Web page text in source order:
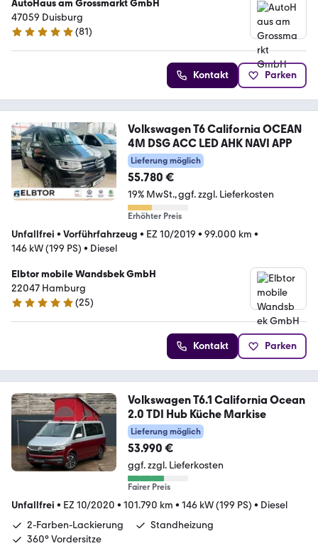
AutoHaus am Grossmarkt GmbH
47059 Duisburg
4.9 Sterne
(81)
Kontakt Parken
Volkswagen T6 California OCEAN
4M DSG ACC LED AHK NAVI APP
Lieferung möglich
55.780 €
19% MwSt. ggf. zzgl. Lieferkosten
Erhöhter Preis
Unfallfrei • Vorführfahrzeug • EZ 10/2019 • 99.000 km •
146 kW (199 PS) • Diesel
Elbtor mobile Wandsbek GmbH
22047 Hamburg
4.9 Sterne
(25)
Kontakt Parken
Volkswagen T6.1 California Ocean
2.0 TDI Hub Küche Markise
Lieferung möglich
53.990 €
ggf. zzgl. Lieferkosten
Fairer Preis
Unfallfrei • EZ 10/2020 • 101.790 km • 146 kW (199 PS) • Diesel
2-Farben-Lackierung
Standheizung
360° Vordersitze